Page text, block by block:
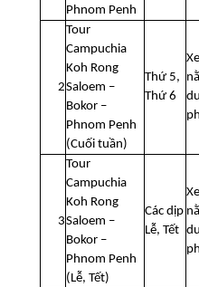
Phnom Penh
2
Tour
Campuchia
Koh Rong
Saloem –
Bokor –
Phnom Penh
(Cuối tuần)
Thứ 5,
Thứ 6
3
Tour
Campuchia
Koh Rong
Saloem –
Bokor –
Phnom Penh
(Lễ, Tết)
Các dịp
Lễ, Tết